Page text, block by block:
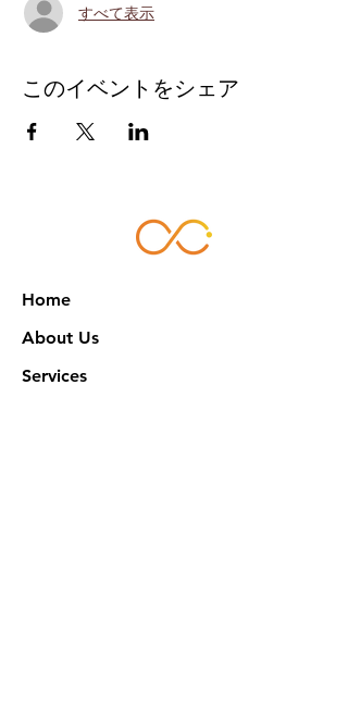
すべて表示
このイベントをシェア
Home
About Us
Services